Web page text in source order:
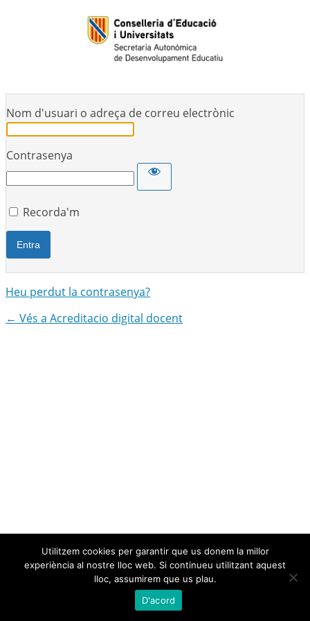
Nom d'usuari o adreça de correu electrònic
Contrasenya
Recorda'm
Heu perdut la contrasenya?
← Vés a Acreditacio digital docent
Utilitzem cookies per garantir que us donem la millor
experiència al nostre lloc web. Si continueu utilitzant aquest
lloc, assumirem que us plau.
D'acord